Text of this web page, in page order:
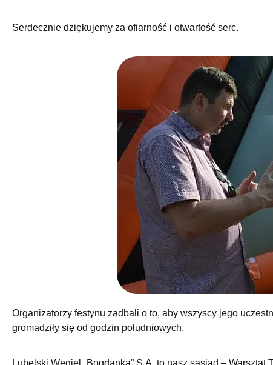
Serdecznie dziękujemy za ofiarność i otwartość serc.
Organizatorzy festynu zadbali o to, aby wszyscy jego
gromadziły się od godzin południowych.
Lubelski Węgiel „Bogdanka” S.A. to nasz sąsiad –